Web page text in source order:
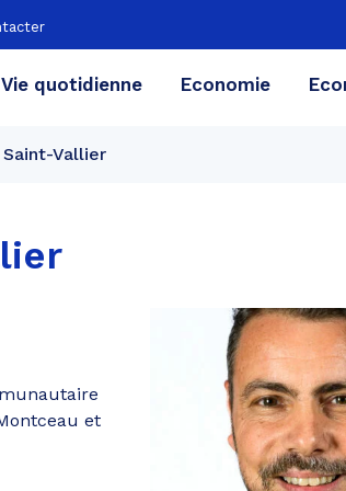
Vie quotidienne Economie
Saint-Vallier
et